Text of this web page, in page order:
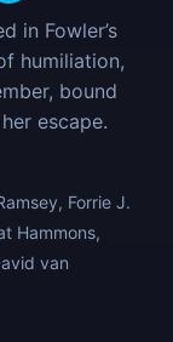
in Fowler’s
humiliation,
bound
escape.
Forrie J.
Hammons,
van